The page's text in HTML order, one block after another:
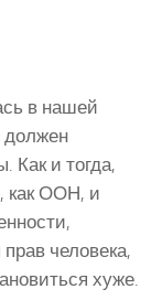
в нашей
должен
Как и тогда,
как ООН, и
человека,
хуже.